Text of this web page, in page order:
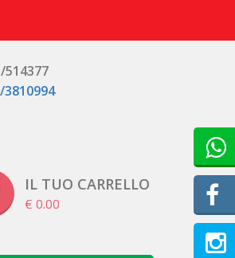
514377
3810994
IL TUO CARRELLO
€ 0.00